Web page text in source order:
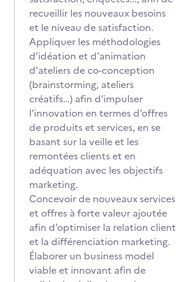
recueillir les nouveaux besoins
et le niveau de satisfaction.
Appliquer les méthodologies
d’idéation et d'animation
d'ateliers de co-conception
(brainstorming, ateliers
créatifs…) afin d’impulser
l’innovation en termes d’offres
de produits et services, en se
basant sur la veille et les
remontées clients et en
adéquation avec les objectifs
marketing.
Concevoir de nouveaux services
et offres à forte valeur ajoutée
afin d’optimiser la relation client
et la différenciation marketing.
Élaborer un business model
viable et innovant afin de